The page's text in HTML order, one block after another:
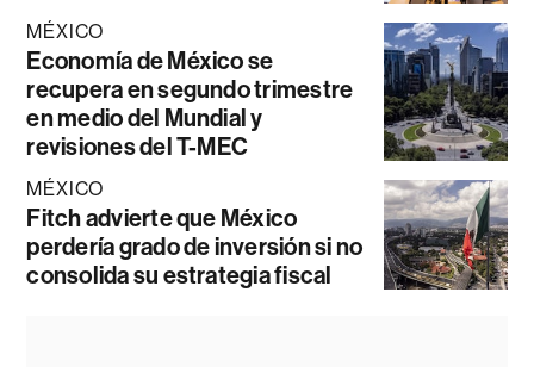
MÉXICO
Economía de México se
recupera en segundo trimestre
en medio del Mundial y
revisiones del T-MEC
MÉXICO
Fitch advierte que México
perdería grado de inversión si no
consolida su estrategia fiscal